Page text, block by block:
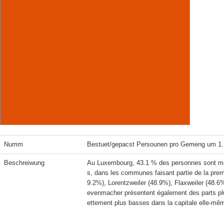
Numm Bestuet/gepacst Persounen pro Gemeng um
Beschreiwung
Au Luxembourg, 43.1 % des personnes sont
s, dans les communes faisant partie de la
9.2%), Lorentzweiler (48.9%), Flaxweiler
evenmacher présentent également des parts
ettement plus basses dans la capitale elle-